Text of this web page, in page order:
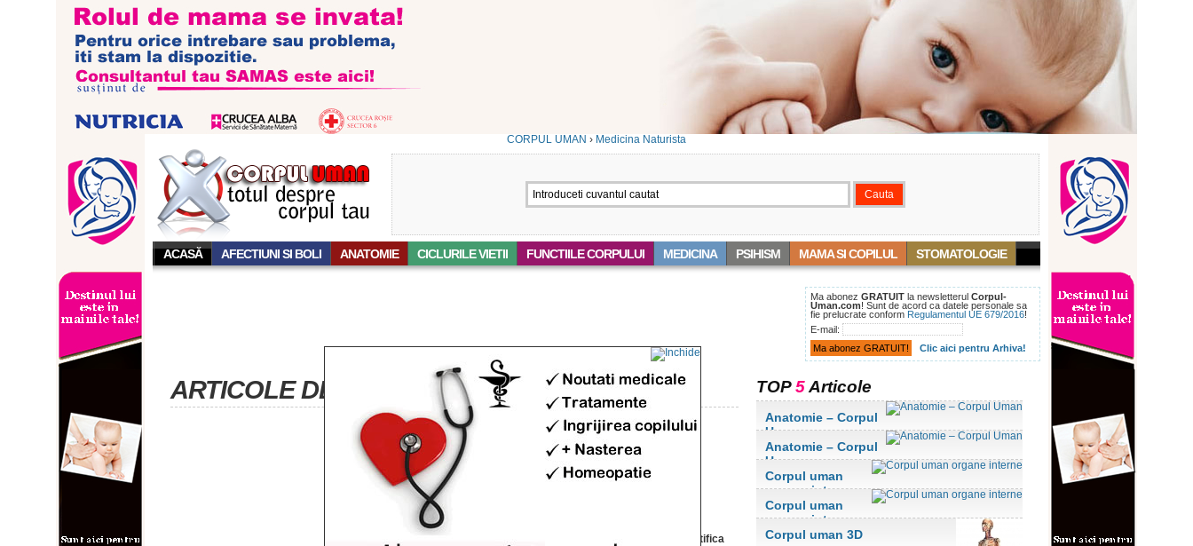
CORPUL UMAN › Medicina Naturista
ACASĂ AFECTIUNI SI BOLI ANATOMIE CICLURILE VIETII FUNCTIILE CORPULUI MEDICINA PSIHISM MAMA SI COPILUL STOMATOLOGIE
Ma abonez GRATUIT la newsletterul Corpul-
Uman.com! Sunt de acord ca datele personale sa
fie prelucrate conform Regulamentul UE 679/2016!
E-mail:
Clic aici pentru Arhiva!
ARTICOLE DESPRE ‘ECHINACEA’
Echinaceea – aliatul tau
natural contra racelii si
remediu natural care fortifica
TOP5Articole
Anatomie – Corpul
Uman
Anatomie – Corpul
Uman
Corpul uman
organe interne
Corpul uman
organe interne
Corpul uman 3D